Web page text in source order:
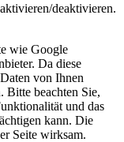
deaktivieren.
wie Google
Da diese
von Ihnen
Bitte beachten Sie,
und das
kann. Die
Seite wirksam.